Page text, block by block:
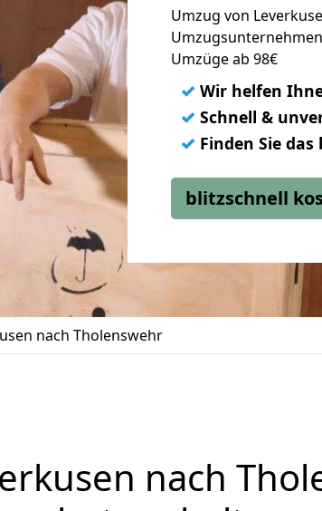
Umzug von
Umzüge ab 98€
✓ Wir helfen
✓ Schnell &
✓ Finden Sie
blitzschnell
nach Tholenswehr
nach